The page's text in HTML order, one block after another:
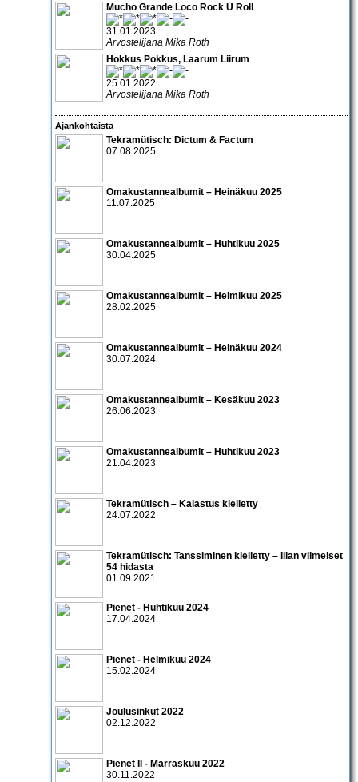
Mucho Grande Loco Rock Ü Roll
31.01.2023
Arvostelijana Mika Roth
Hokkus Pokkus, Laarum Liirum
25.01.2022
Arvostelijana Mika Roth
Ajankohtaista
Tekramütisch: Dictum & Factum
07.08.2025
Omakustannealbumit – Heinäkuu 2025
11.07.2025
Omakustannealbumit – Huhtikuu 2025
30.04.2025
Omakustannealbumit – Helmikuu 2025
28.02.2025
Omakustannealbumit – Heinäkuu 2024
30.07.2024
Omakustannealbumit – Kesäkuu 2023
26.06.2023
Omakustannealbumit – Huhtikuu 2023
21.04.2023
Tekramütisch – Kalastus kielletty
24.07.2022
Tekramütisch: Tanssiminen kielletty – illan viimeiset
54 hidasta
01.09.2021
Pienet - Huhtikuu 2024
17.04.2024
Pienet - Helmikuu 2024
15.02.2024
Joulusinkut 2022
02.12.2022
Pienet II - Marraskuu 2022
30.11.2022